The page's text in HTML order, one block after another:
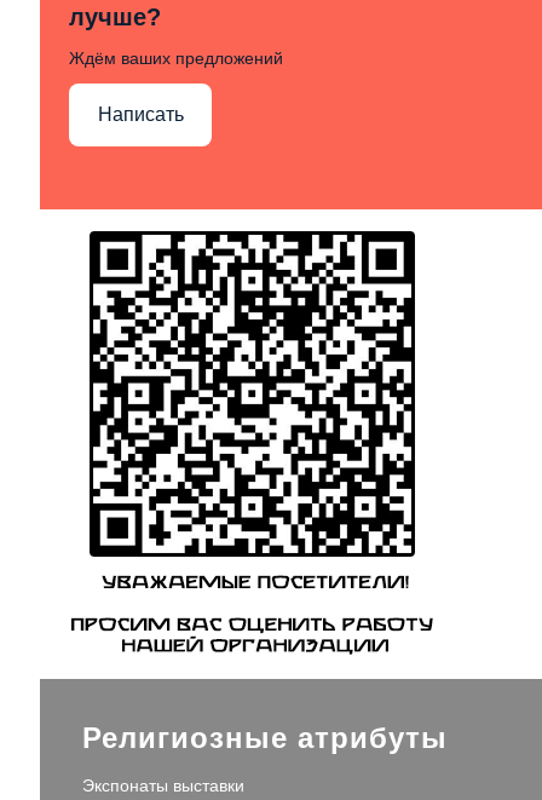
лучше?
Ждём ваших предложений
Написать
Религиозные атрибуты
Экспонаты выставки